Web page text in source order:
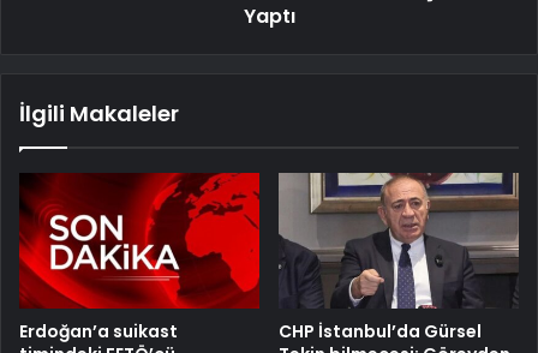
Yaptı
İlgili Makaleler
Erdoğan’a suikast
CHP İstanbul’da Gürsel